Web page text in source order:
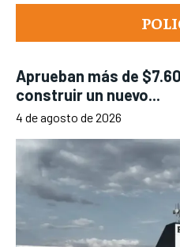
Aprueban más de
construir un nuevo...
4 de agosto de 2026